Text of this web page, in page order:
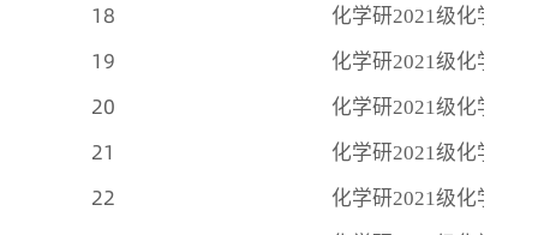
18 化学研2021级化学五
19 化学研2021级化学五
20 化学研2021级化学五
21 化学研2021级化学六
22 化学研2021级化学六